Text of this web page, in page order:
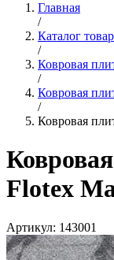
Главная
/
Каталог
/
Ковровая
/
Ковровая
/
Ковровая
Flotex
Артикул: 143001